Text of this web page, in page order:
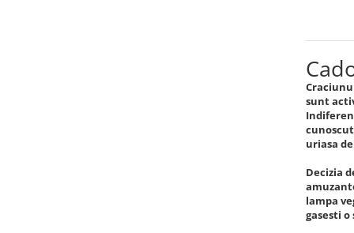
sunt
uriasa
Decizia
lampa
gasesti